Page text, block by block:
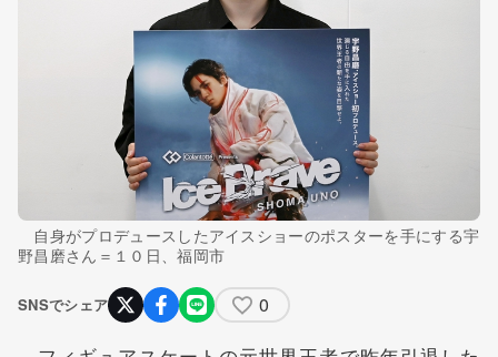
自身がプロデュースしたアイスショーのポスターを手にする宇
野昌磨さん＝１０日、福岡市
SNSでシェア 0